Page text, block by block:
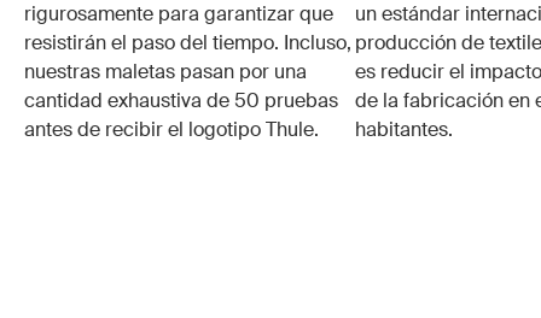
rigurosamente para garantizar que
resistirán el paso del tiempo. Incluso,
nuestras maletas pasan por una
cantidad exhaustiva de 50 pruebas
antes de recibir el logotipo Thule.
un estándar
producción de
es reducir el
de la fabricación en
habitantes.